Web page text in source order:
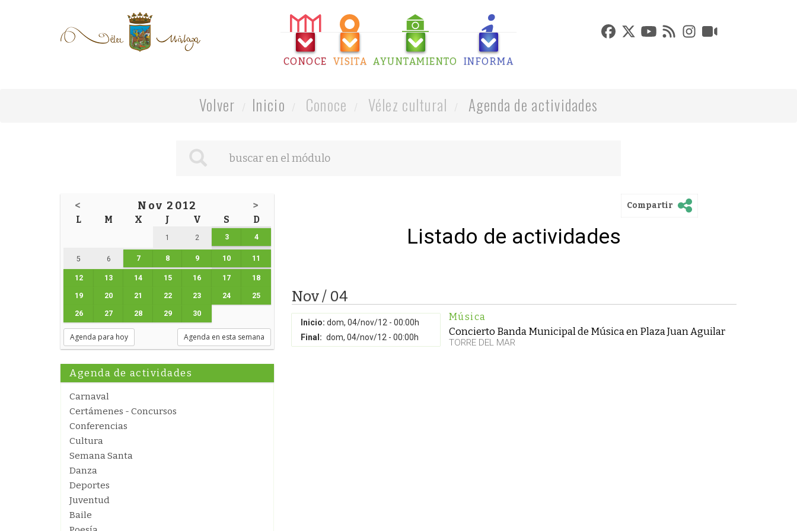
CONOCE VISITA AYUNTAMIENTO INFORMA
Volver Inicio Conoce Vélez cultural Agenda de actividades
< Nov 2012 >
L M X J V S D
1 2 3 4
5 6 7 8 9 10 11
12 13 14 15 16 17 18
19 20 21 22 23 24 25
26 27 28 29 30
Agenda para hoy Agenda en esta semana
Agenda de actividades
Carnaval
Certámenes - Concursos
Conferencias
Cultura
Semana Santa
Danza
Deportes
Juventud
Baile
Compartir
Listado de actividades
Nov / 04
Inicio: dom, 04/nov/12 - 00:00h
Final: dom, 04/nov/12 - 00:00h
Música
Concierto Banda Municipal de Música en Plaza Juan Aguilar
TORRE DEL MAR